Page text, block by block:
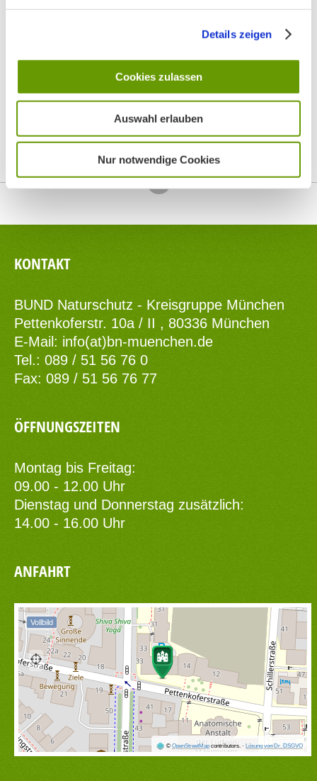
Details zeigen
Cookies zulassen
Auswahl erlauben
Nur notwendige Cookies
BN MÜNCHEN AUF SOCIAL MEDIA
Top
KONTAKT
BUND Naturschutz - Kreisgruppe München
Pettenkoferstr. 10a / II , 80336 München
E-Mail: info(at)bn-muenchen.de
Tel.: 089 / 51 56 76 0
Fax: 089 / 51 56 76 77
ÖFFNUNGSZEITEN
Montag bis Freitag:
09.00 - 12.00 Uhr
Dienstag und Donnerstag zusätzlich:
14.00 - 16.00 Uhr
ANFAHRT
© OpenStreetMapcontributors. · Lösung von Dr. DSGVO
Vollbild